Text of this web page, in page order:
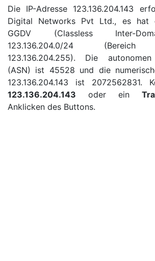
Die IP-Adresse 123.136.204.143
Digital Networks Pvt Ltd., es hat
GGDV (Classless Inter-
123.136.204.0/24 (Bereich
123.136.204.255). Die
(ASN) ist 45528 und die
123.136.204.143 ist 2072562831.
123.136.204.143 oder ein
Anklicken des Buttons.